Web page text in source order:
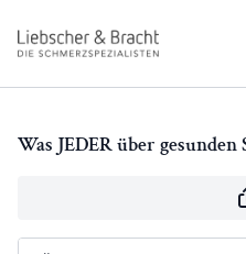
Was JEDER über